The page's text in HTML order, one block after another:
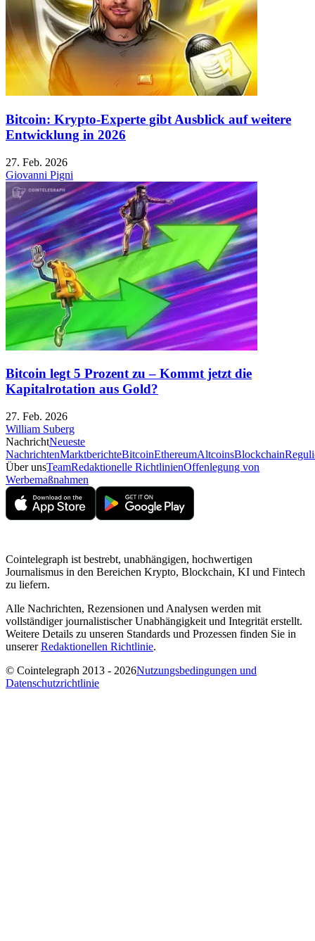
Bitcoin: Krypto-Experte gibt Ausblick auf weitere
Entwicklung in 2026
27. Feb. 2026
Giovanni Pigni
Bitcoin legt 5 Prozent zu – Kommt jetzt die
Kapitalrotation aus Gold?
27. Feb. 2026
William Suberg
NachrichtNeueste
NachrichtenMarktberichteBitcoinEthereumAltcoinsBlockchain
Über unsTeamRedaktionelle RichtlinienOffenlegung von
Werbemaßnahmen
Cointelegraph ist bestrebt, unabhängigen, hochwertigen
Journalismus in den Bereichen Krypto, Blockchain, KI und Fintech
zu liefern.
Alle Nachrichten, Rezensionen und Analysen werden mit
vollständiger journalistischer Unabhängigkeit und Integrität erstellt.
Weitere Details zu unseren Standards und Prozessen finden Sie in
unsererRedaktionellen Richtlinie.
© Cointelegraph 2013 - 2026Nutzungsbedingungen und
Datenschutzrichtlinie